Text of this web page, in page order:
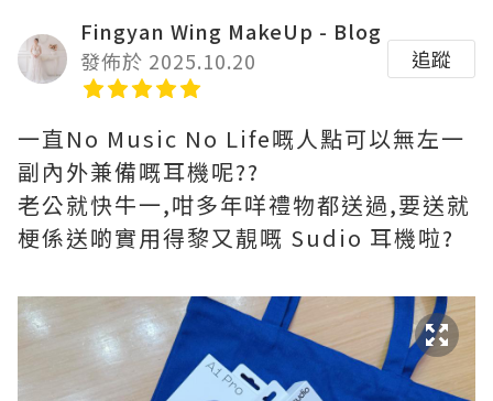
Fingyan Wing MakeUp - Blog
發佈於 2025.10.20
追蹤
一直No Music No Life嘅人點可以無左一
副內外兼備嘅耳機呢??
老公就快牛一,咁多年咩禮物都送過,要送就
梗係送啲實用得黎又靚嘅 Sudio 耳機啦?